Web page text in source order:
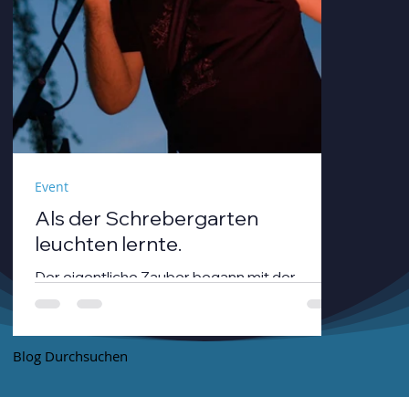
Als der Schrebergarten
leuchten lernte.
Der eigentliche Zauber begann mit der
Dämmerung. André Neumann alias nthirteen
strich mit einem Geigenbogen über seine E-
Gitarre, während die Sonne unterging.
Event
Blog Durchsuchen